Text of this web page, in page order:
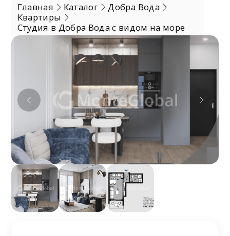
Главная Каталог
Добра Вода
Квартиры
Студия в Добра Вода с видом на море